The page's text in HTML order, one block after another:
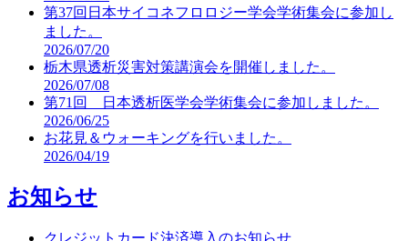
第37回日本サイコネフロロジー学会学術集会に参加し
ました。
2026/07/20
栃木県透析災害対策講演会を開催しました。
2026/07/08
第71回 日本透析医学会学術集会に参加しました。
2026/06/25
お花見＆ウォーキングを行いました。
2026/04/19
お知らせ